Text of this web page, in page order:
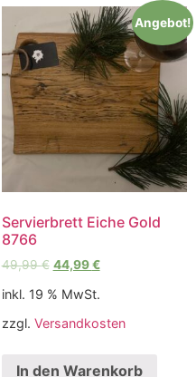
Angebot!
Servierbrett Eiche Gold
8766
49,99€ 44,99€
inkl. 19 % MwSt.
zzgl. Versandkosten
In den Warenkorb